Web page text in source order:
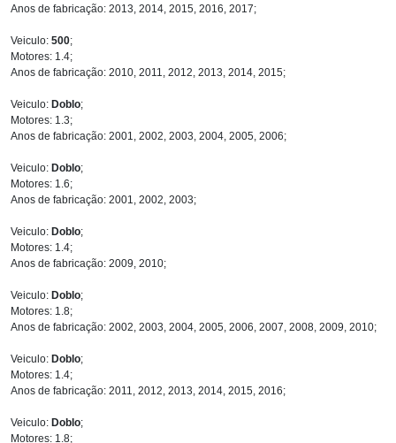
Anos de fabricação: 2013, 2014, 2015, 2016, 2017;
Veiculo: 500;
Motores: 1.4;
Anos de fabricação: 2010, 2011, 2012, 2013, 2014, 2015;
Veiculo: Doblo;
Motores: 1.3;
Anos de fabricação: 2001, 2002, 2003, 2004, 2005, 2006;
Veiculo: Doblo;
Motores: 1.6;
Anos de fabricação: 2001, 2002, 2003;
Veiculo: Doblo;
Motores: 1.4;
Anos de fabricação: 2009, 2010;
Veiculo: Doblo;
Motores: 1.8;
Anos de fabricação: 2002, 2003, 2004, 2005, 2006, 2007, 2008, 2009, 2010;
Veiculo: Doblo;
Motores: 1.4;
Anos de fabricação: 2011, 2012, 2013, 2014, 2015, 2016;
Veiculo: Doblo;
Motores: 1.8;